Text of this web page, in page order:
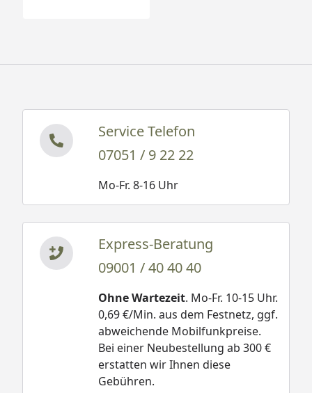
Service Telefon
07051 / 9 22 22
Mo-Fr. 8-16 Uhr
Express-Beratung
09001 / 40 40 40
Ohne Wartezeit. Mo-Fr. 10-15 Uhr.
0,69 €/Min. aus dem Festnetz, ggf.
abweichende Mobilfunkpreise.
Bei einer Neubestellung ab 300 €
erstatten wir Ihnen diese
Gebühren.